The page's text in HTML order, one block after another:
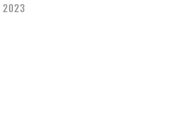
2023